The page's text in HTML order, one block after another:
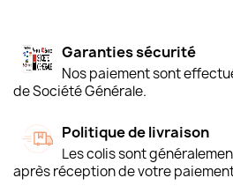
Garanties sécurité
Nos paiement sont
de Société Générale.
Politique de livraison
Les colis sont
après réception de votre